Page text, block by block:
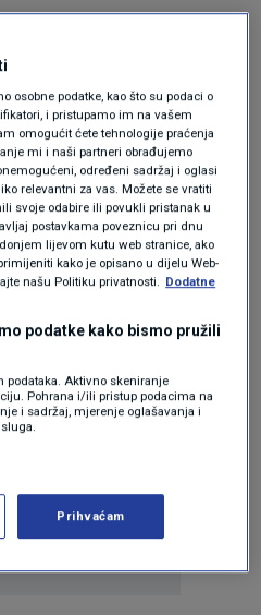
osobne podatke, kao što su podaci o
i pristupamo im na vašem
omogućit ćete tehnologije praćenja
mi i naši partneri obrađujemo
određeni sadržaj i oglasi
relevantni za vas. Možete se vratiti
svoje odabire ili povukli pristanak u
postavkama poveznicu pri dnu
lijevom kutu web stranice, ako
kako je opisano u dijelu Web-
našu Politiku privatnosti.
Dodatne
podatke kako bismo pružili
podataka. Aktivno skeniranje
Pohrana i/ili pristup podacima na
i sadržaj, mjerenje oglašavanja i
Prihvaćam